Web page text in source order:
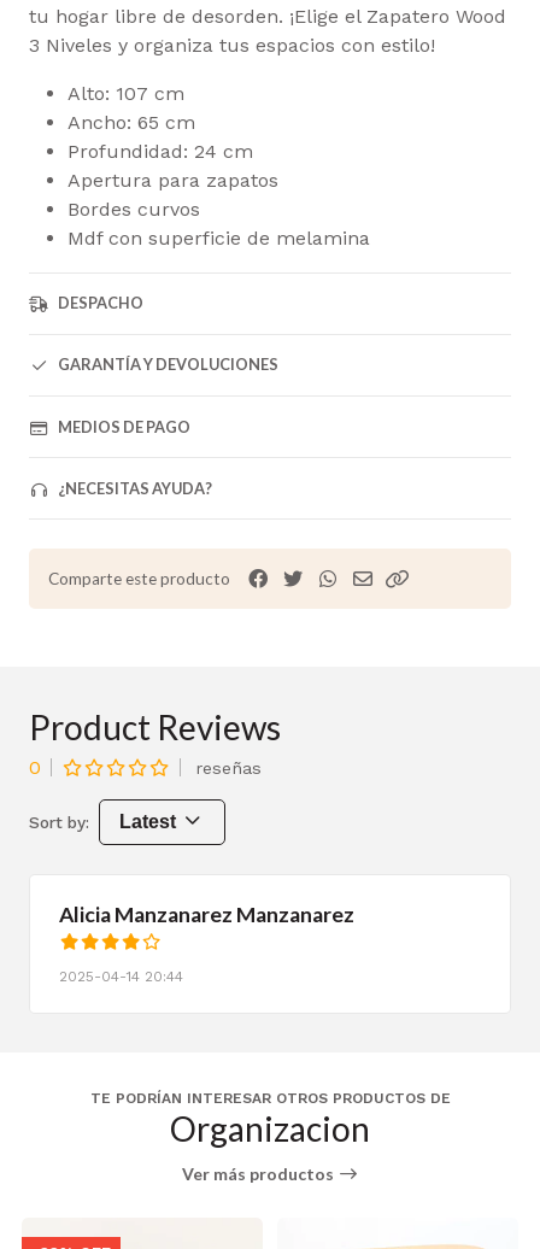
tu hogar libre de desorden. ¡Elige el Zapatero Wood
3 Niveles y organiza tus espacios con estilo!
Alto: 107 cm
Ancho: 65 cm
Profundidad: 24 cm
Apertura para zapatos
Bordes curvos
Mdf con superficie de melamina
DESPACHO
GARANTÍA Y DEVOLUCIONES
MEDIOS DE PAGO
¿NECESITAS AYUDA?
Comparte este producto
Product Reviews
0 reseñas
Sort by: Latest
Alicia Manzanarez Manzanarez
2025-04-14 20:44
TE PODRÍAN INTERESAR OTROS PRODUCTOS DE
Organizacion
Ver más productos